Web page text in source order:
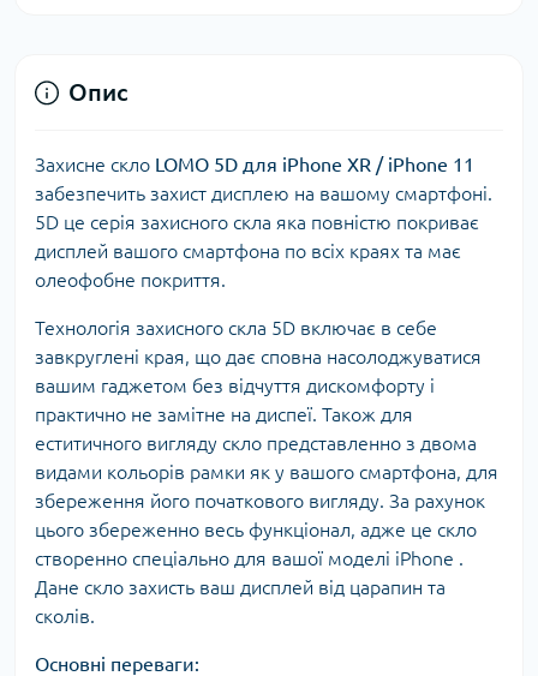
Опис
Захисне скло LOMO 5D для iPhone XR / iPhone 11
забезпечить захист дисплею на вашому смартфоні.
5D це серія захисного скла яка повністю покриває
дисплей вашого смартфона по всіх краях та має
олеофобне покриття.
Технологія захисного скла 5D включає в себе
завкруглені края, що дає сповна насолоджуватися
вашим гаджетом без відчуття дискомфорту і
практично не замітне на диспеї. Також для
еститичного вигляду скло представленно з двома
видами кольорів рамки як у вашого смартфона, для
збереження його початкового вигляду. За рахунок
цього збереженно весь функціонал, адже це скло
створенно спеціально для вашої моделі iPhone .
Дане скло захисть ваш дисплей від царапин та
сколів.
Основні переваги: